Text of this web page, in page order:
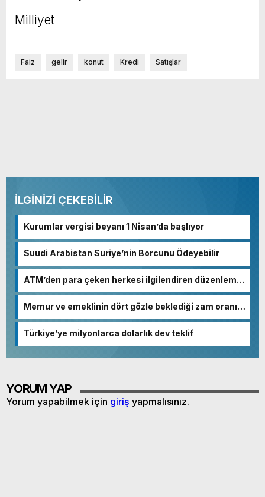
Milliyet
Faiz gelir konut Kredi Satışlar
İLGİNİZİ ÇEKEBİLİR
Kurumlar vergisi beyanı 1 Nisan’da başlıyor
Suudi Arabistan Suriye’nin Borcunu Ödeyebilir
ATM’den para çeken herkesi ilgilendiren düzenleme!
Sayılar tümden değişti
Memur ve emeklinin dört gözle beklediği zam oranı
Türkiye’ye milyonlarca dolarlık dev teklif
YORUM YAP
Yorum yapabilmek için giriş yapmalısınız.